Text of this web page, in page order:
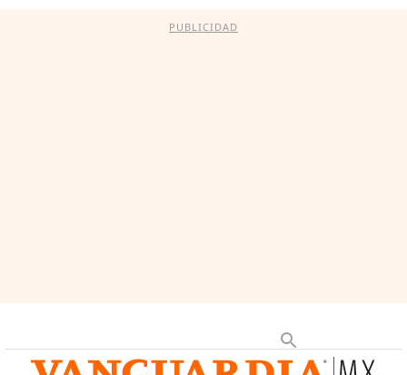
PUBLICIDAD